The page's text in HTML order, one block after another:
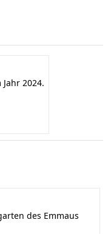
2024.
des Emmaus